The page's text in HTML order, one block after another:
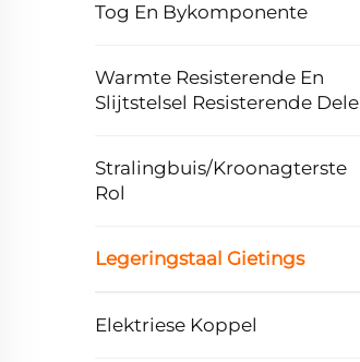
Tog En Bykomponente
Warmte Resisterende En
Slijtstelsel Resisterende Dele
Stralingbuis/Kroonagterste
Rol
Legeringstaal Gietings
Elektriese Koppel